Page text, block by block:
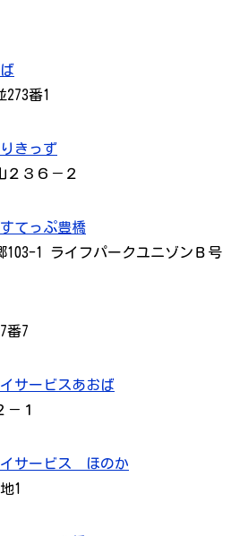
番1
きっず
２３６－２
てっぷ豊橋
103-1 ライフパークユニゾンＢ号
番7
サービスあおば
１
イサービス ほのか
1